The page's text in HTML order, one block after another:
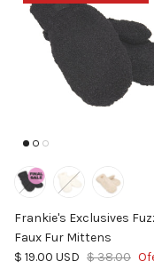
Frankie's Exclusives
Faux Fur Mittens
Precio de venta
$ 19.00 USD Precio
$ 38.00